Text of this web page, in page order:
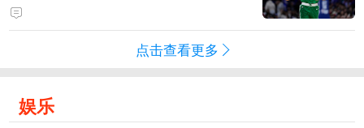
点击查看更多
娱乐